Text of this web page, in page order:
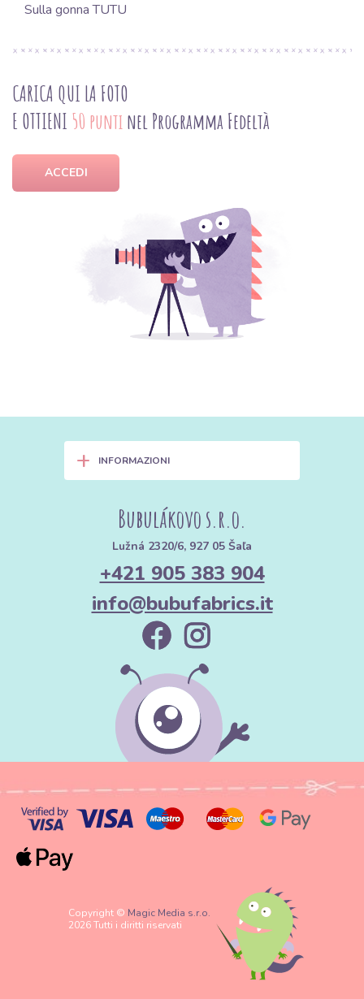
Sulla gonna TUTU
CARICA QUI LA FOTO
E OTTIENI 50 punti nel Programma Fedeltà
ACCEDI
+ INFORMAZIONI
Bubulákovo s.r.o.
Lužná 2320/6, 927 05 Šaľa
+421 905 383 904
info@bubufabrics.it
Copyright © Magic Media s.r.o.
2026 Tutti i diritti riservati